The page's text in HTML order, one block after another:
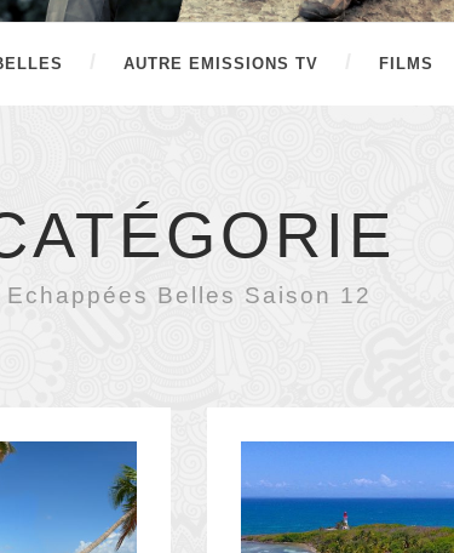
AUTRE EMISSIONS TV FILMS
Echappées Belles Saison 12